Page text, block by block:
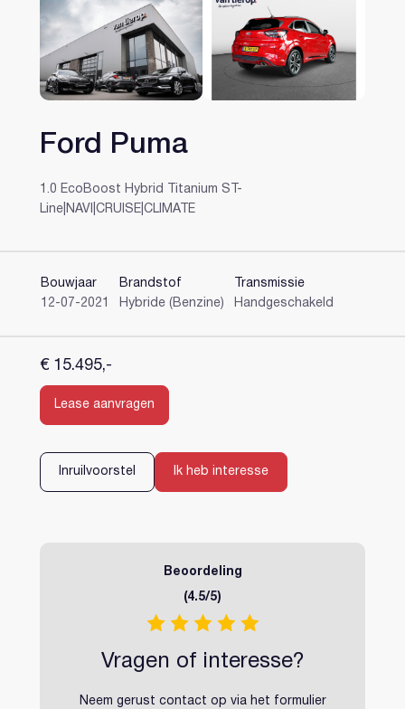
Inloggen Account aanmaken
Ford Puma
1.0 EcoBoost Hybrid Titanium ST-
Line|NAVI|CRUISE|CLIMATE
Bouwjaar
12-07-2021
Brandstof
Hybride (Benzine)
Transmissie
Handgeschakeld
€ 15.495,-
Lease aanvragen
Inruilvoorstel Ik heb interesse
Beoordeling
(4.5/5)
Vragen of interesse?
Neem gerust contact op via het formulier